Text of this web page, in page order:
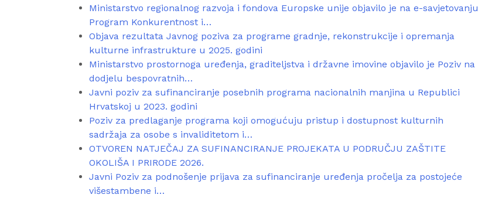
Ministarstvo regionalnog razvoja i fondova Europske unije objavilo je na e-savjetovanju
Program Konkurentnost i…
Objava rezultata Javnog poziva za programe gradnje, rekonstrukcije i opremanja
kulturne infrastrukture u 2025. godini
Ministarstvo prostornoga uređenja, graditeljstva i državne imovine objavilo je Poziv na
dodjelu bespovratnih…
Javni poziv za sufinanciranje posebnih programa nacionalnih manjina u Republici
Hrvatskoj u 2023. godini
Poziv za predlaganje programa koji omogućuju pristup i dostupnost kulturnih
sadržaja za osobe s invaliditetom i…
OTVOREN NATJEČAJ ZA SUFINANCIRANJE PROJEKATA U PODRUČJU ZAŠTITE
OKOLIŠA I PRIRODE 2026.
Javni Poziv za podnošenje prijava za sufinanciranje uređenja pročelja za postojeće
višestambene i…